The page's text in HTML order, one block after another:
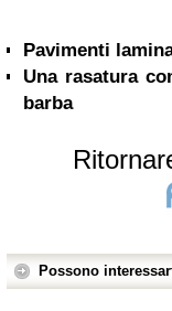
Pavimenti
Una rasatura
barba
Possono